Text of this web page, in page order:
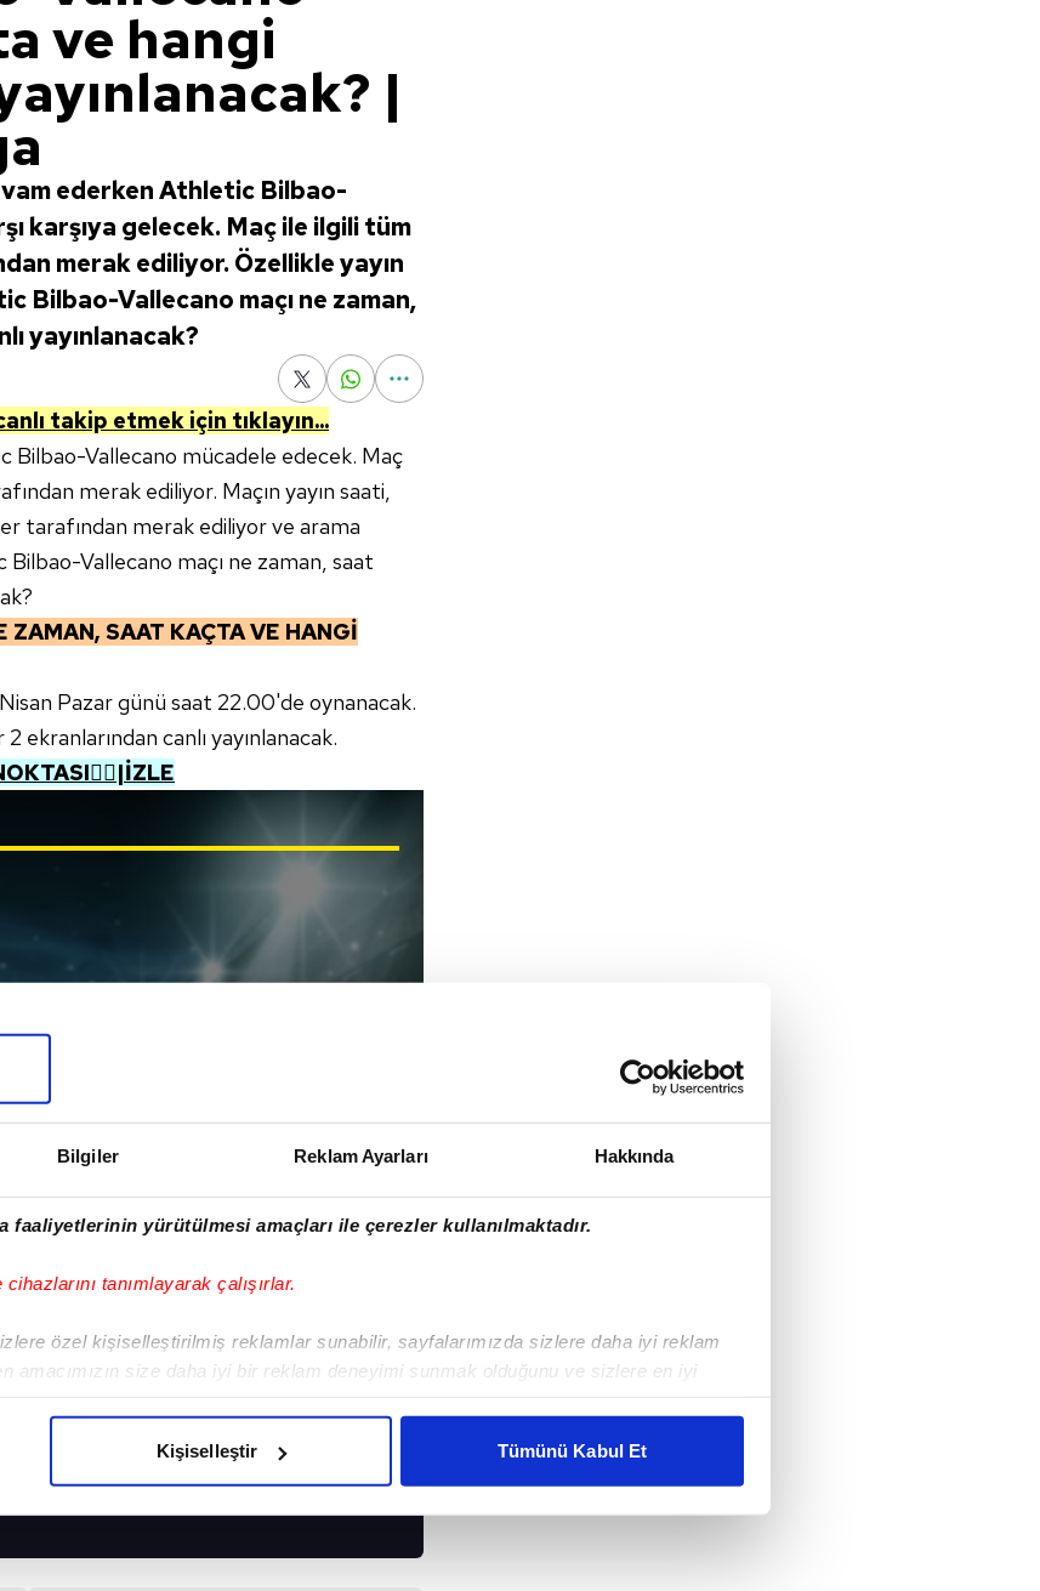
Bilgiler Reklam Ayarları Hakkında
faaliyetlerinin yürütülmesi amaçları ile çerezler kullanılmaktadır.
tanımlayarak çalışırlar.
özel kişiselleştirilmiş reklamlar sunabilir, sayfalarımızda sizlere daha iyi reklam
amacımızın size daha iyi bir reklam deneyimi sunmak olduğunu ve sizlere en iyi
izin vermedikleri takdirde, kullanıcılara hedefli reklamlar gösterilmeyecektir."
Kişiselleştir Tümünü Kabul Et
ve hangi
|
ederken Athletic Bilbao-
karşıya gelecek. Maç ile ilgili tüm
merak ediliyor. Özellikle yayın
Bilbao-Vallecano maçı ne zaman,
yayınlanacak?
takip etmek için tıklayın...
Bilbao-Vallecano mücadele edecek. Maç
merak ediliyor. Maçın yayın saati,
tarafından merak ediliyor ve arama
Bilbao-Vallecano maçı ne zaman, saat
ZAMAN, SAAT KAÇTA VE HANGİ
Pazar günü saat 22.00'de oynanacak.
ekranlarından canlı yayınlanacak.